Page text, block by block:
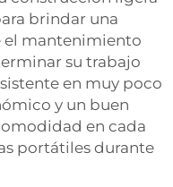
brindar una
el mantenimiento
su trabajo
en muy poco
y un buen
en cada
portátiles durante